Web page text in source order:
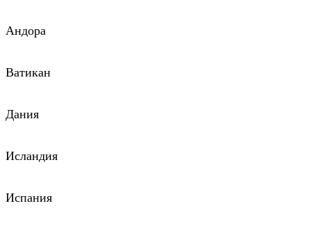
Андора
Ватикан
Дания
Исландия
Испания